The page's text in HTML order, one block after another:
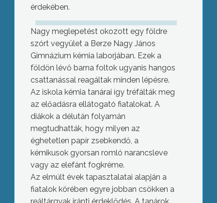
érdekében.
Nagy meglepetést okozott egy földre
szórt vegyület a Berze Nagy János
Gimnázium kémia laborjában. Ezek a
földön lévő barna foltok ugyanis hangos
csattanással reagáltak minden lépésre.
Az iskola kémia tanárai így tréfálták meg
az előadásra ellátogató fiatalokat. A
diákok a délután folyamán
megtudhatták, hogy milyen az
éghetetlen papír zsebkendő, a
kémikusok gyorsan romló narancsleve
vagy az elefánt fogkréme.
Az elmúlt évek tapasztalatai alapján a
fiatalok körében egyre jobban csökken a